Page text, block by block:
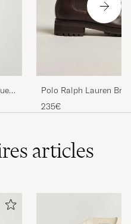
SUR CAREOFCARL.DE
Polo Ralph Lauren
Chelsea Boots Polo
235€
articles